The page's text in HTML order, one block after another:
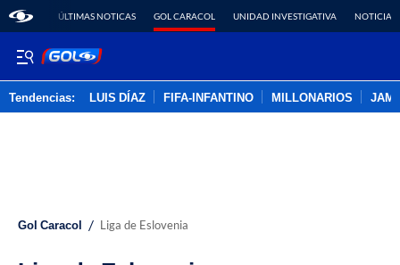
ÚLTIMAS NOTICAS GOL CARACOL UNIDAD INVESTIGATIVA NOTICIAS
Tendencias: LUIS DÍAZ FIFA-INFANTINO MILLONARIOS
Gol Caracol / Liga de Eslovenia